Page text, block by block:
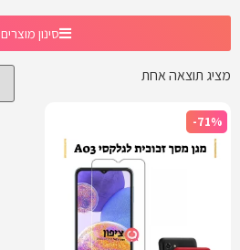
סינון מוצרים
מציג תוצאה אחת
-71%